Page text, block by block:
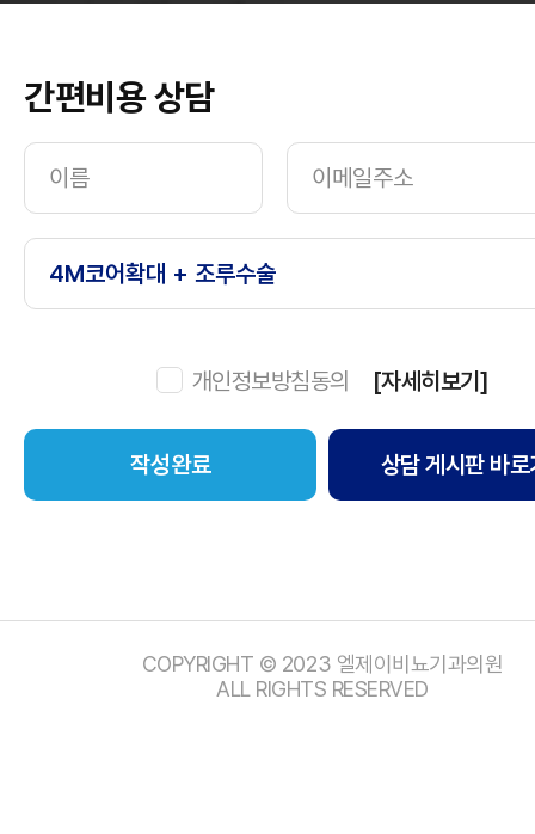
간편비용 상담
개인정보방침동의 [자세히보기]
상담 게시판 바
COPYRIGHT © 2023 엘제이비뇨기과의원
ALL RIGHTS RESERVED